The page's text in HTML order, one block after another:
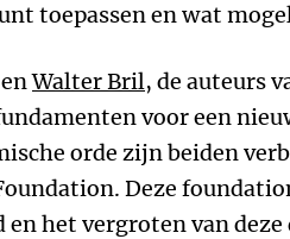
toepassen en wat
enWalter Bril, de auteurs
voor een
orde zijn beiden
Deze
en het vergroten van